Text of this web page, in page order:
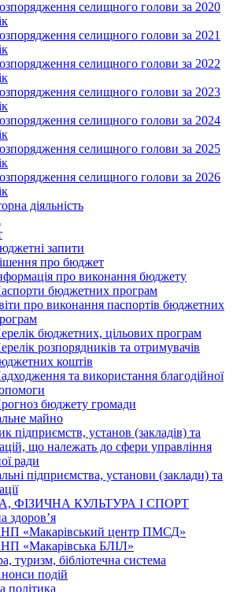
селищного голови за 2020
селищного голови за 2021
селищного голови за 2022
селищного голови за 2023
селищного голови за 2024
селищного голови за 2025
селищного голови за 2026
діяльність
запити
про бюджет
про виконання бюджету
бюджетних програм
про виконання паспортів бюджетних
бюджетних, цільових програм
розпорядників та отримувачів
коштів
та використання благодійної
бюджету громади
майно
підприємств, установ (закладів) та
що належать до сфери управління
ради
підприємства, установи (заклади) та
ФІЗИЧНА КУЛЬТУРА І СПОРТ
здоров’я
«Макарівський центр ПМСД»
«Макарівська БЛІЛ»
туризм, бібліотечна система
подій
політика